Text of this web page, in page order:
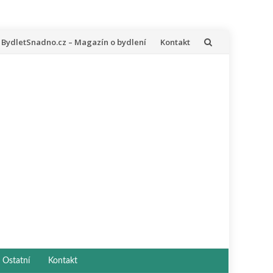
Přeskočit
BydletSnadno.cz – Magazín o bydlení Kontakt
Ostatní Kontakt